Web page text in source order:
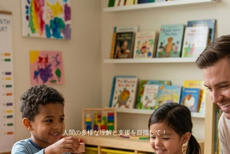
人間の多様な理解と支援を目指して！